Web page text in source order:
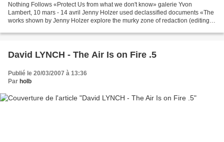
Nothing Follows «Protect Us from what we don't know» galerie Yvon
Lambert, 10 mars - 14 avril Jenny Holzer used declassified documents «The
works shown by Jenny Holzer explore the murky zone of redaction (editing)
David LYNCH - The Air Is on Fire .5
Publié le 20/03/2007 à 13:36
Par holb